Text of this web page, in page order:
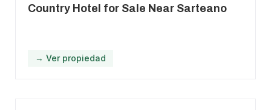
Country Hotel for Sale Near Sarteano
→ Ver propiedad